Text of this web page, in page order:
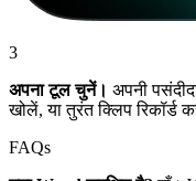
3
अपना टूल चुनें। अपनी
खोलें, या तुरंत क्लिप रिकॉर्ड
FAQs